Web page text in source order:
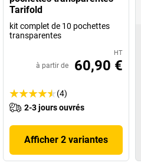
Tarifold
kit complet de 10 pochettes
transparentes
HT
à partir de 60,90 €
(4)
2-3 jours ouvrés
Afficher 2 variantes